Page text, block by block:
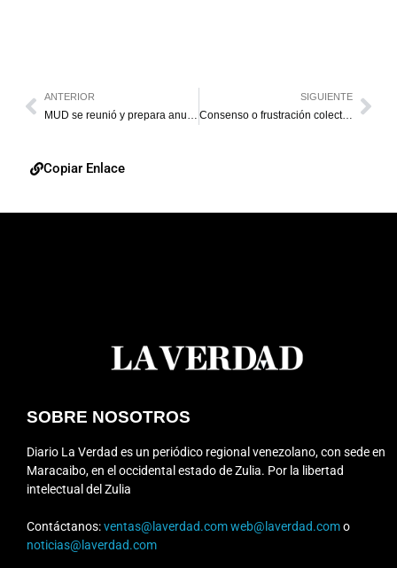
ANTERIOR
MUD se reunió y prepara anuncios para mañana
SIGUIENTE
Consenso o frustración colectiva
Copiar Enlace
SOBRE NOSOTROS
Diario La Verdad es un periódico regional venezolano, con sede en
Maracaibo, en el occidental estado de Zulia. Por la libertad
intelectual del Zulia
Contáctanos:ventas@laverdad.comweb@laverdad.como
noticias@laverdad.com